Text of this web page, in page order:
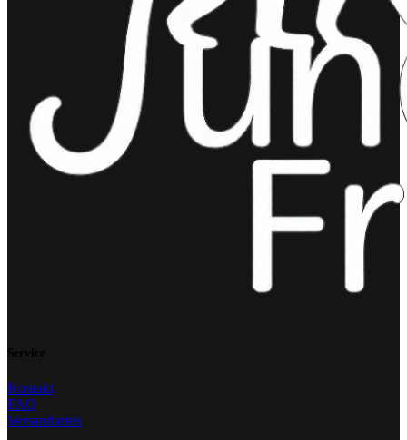
Kontakt
FAQ
Versandarten